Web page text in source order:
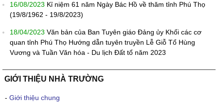
16/08/2023 Kỉ niệm 61 năm Ngày Bác Hồ về thăm tỉnh Phú Thọ
(19/8/1962 - 19/8/2023)
18/04/2023 Văn bản của Ban Tuyên giáo Đảng ủy Khối các cơ
quan tỉnh Phú Thọ Hướng dẫn tuyên truyền Lễ Giỗ Tổ Hùng
Vương và Tuần Văn hóa - Du lịch Đất tổ năm 2023
GIỚI THIỆU NHÀ TRƯỜNG
- Giới thiệu chung